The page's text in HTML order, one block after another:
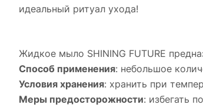
идеальный ритуал ухода!
Жидкое мыло SHINING FUTURE
Способ применения: небольшое
Условия хранения: хранить при
Меры предосторожности: избегать